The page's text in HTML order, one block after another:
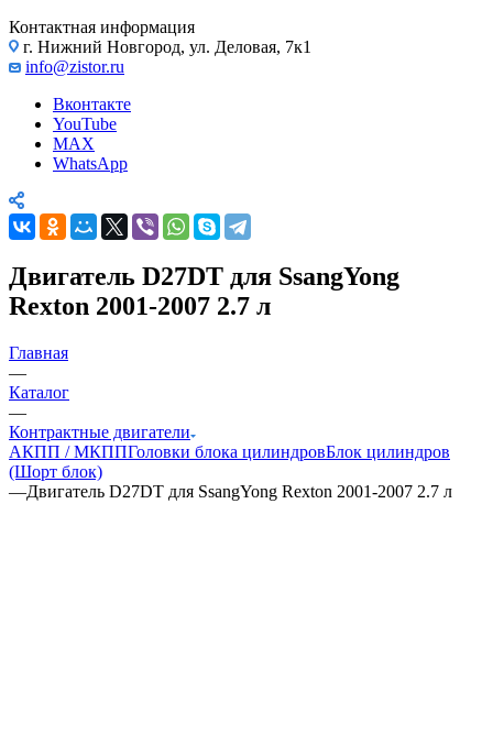
Контактная информация
г. Нижний Новгород, ул. Деловая, 7к1
info@zistor.ru
Вконтакте
YouTube
MAX
WhatsApp
Двигатель D27DT для SsangYong
Rexton 2001-2007 2.7 л
Главная
—
Каталог
—
Контрактные двигатели
АКПП / МКППГоловки блока цилиндровБлок цилиндров
(Шорт блок)
—Двигатель D27DT для SsangYong Rexton 2001-2007 2.7 л